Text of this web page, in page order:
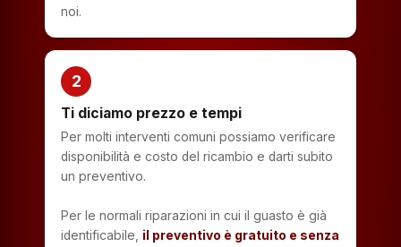
noi.
2
Ti diciamo prezzo e tempi
Per molti interventi comuni possiamo verificare
disponibilità e costo del ricambio e darti subito
un preventivo.
Per le normali riparazioni in cui il guasto è già
identificabile, il preventivo è gratuito e senza